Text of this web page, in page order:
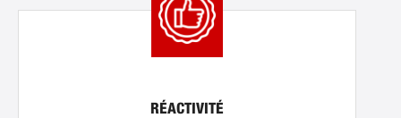
RÉACTIVITÉ